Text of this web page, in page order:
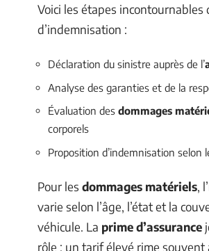
Voici les étapes incontournables
d’indemnisation :
Déclaration du sinistre auprès de l’
Analyse des garanties et de la
Évaluation des dommages
corporels
Proposition d’indemnisation selon
Pour les dommages matériels,
varie selon l’âge, l’état et la
véhicule. La prime d’assurance
rôle : un tarif élevé rime souvent